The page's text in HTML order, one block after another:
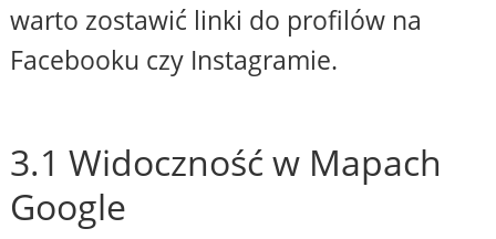
warto zostawić linki do profilów na
Facebooku czy Instagramie.
3.1 Widoczność w Mapach
Google